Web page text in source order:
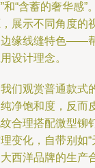
和“含蓄的奢华感
展示不同角度的
缘线缝特色——
设计理念。
们观赏普通款式
净饱和度，反而
合理搭配微型铆
变化，自带别如
西洋品牌的生